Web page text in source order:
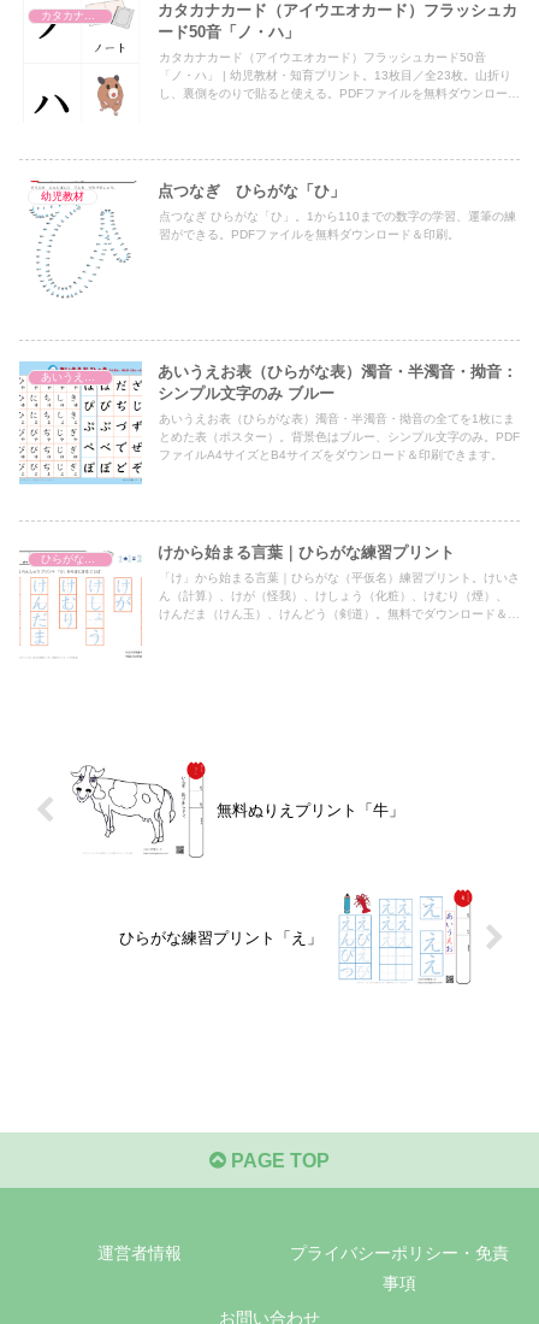
カタカナカード（アイウエオカード）
カタカナカード（アイウエオカード）フラッシュカ
ード50音「ノ・ハ」
カタカナカード（アイウエオカード）フラッシュカード50音
「ノ・ハ」 | 幼児教材・知育プリント。13枚目／全23枚。山折り
し、裏側をのりで貼ると使える。PDFファイルを無料ダウンロード
幼児教材 点つなぎ ひらがな「ひ」
点つなぎ ひらがな「ひ」。1から110までの数字の学習、運筆の練
習ができる。PDFファイルを無料ダウンロード＆印刷。
あいうえお表（ひらがな表）
あいうえお表（ひらがな表）濁音・半濁音・拗音：
シンプル文字のみ ブルー
あいうえお表（ひらがな表）濁音・半濁音・拗音の全てを1枚にま
とめた表（ポスター）。背景色はブルー、シンプル文字のみ。PDF
ファイルA4サイズとB4サイズをダウンロード＆印刷できます。
けから始まる言葉｜ひらがな練習プリント
「け」から始まる言葉｜ひらがな（平仮名）練習プリント。けいさ
ん（計算）、けが（怪我）、けしょう（化粧）、けむり（煙）、
けんだま（けん玉）、けんどう（剣道）。無料でダウンロード＆印
無料ぬりえプリント「牛」
ひらがな練習プリント「え」
PAGE TOP
運営者情報
プライバシーポリシー・免責
事項
お問い合わせ